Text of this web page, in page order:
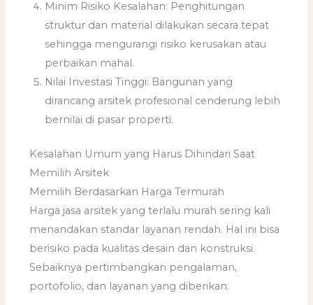
Minim Risiko Kesalahan: Penghitungan
struktur dan material dilakukan secara tepat
sehingga mengurangi risiko kerusakan atau
perbaikan mahal.
Nilai Investasi Tinggi: Bangunan yang
dirancang arsitek profesional cenderung lebih
bernilai di pasar properti.
Kesalahan Umum yang Harus Dihindari Saat
Memilih Arsitek
Memilih Berdasarkan Harga Termurah
Harga jasa arsitek yang terlalu murah sering kali
menandakan standar layanan rendah. Hal ini bisa
berisiko pada kualitas desain dan konstruksi.
Sebaiknya pertimbangkan pengalaman,
portofolio, dan layanan yang diberikan.